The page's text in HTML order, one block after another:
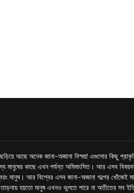
আছে অনেক জানা-অজানা বিস্ময়! এগুলোর কিছু
মানুষের কাছে এখন পর্যন্ত অমিমাংসিত। আর এসব
মানুষ। আর বিশ্বের এসব জানা-অজানা গল্পের খোঁজেই
হয়তো মানুষ এখনও ভুলতে পারে না অতীতের সব